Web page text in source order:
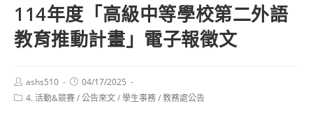
114年度「高級中等學校第二外語
教育推動計畫」電子報徵文
Post
author:
ashs510
Post
published:
04/17/2025
Post4. 活動&競賽/公告來文/學生事務/教務處公告